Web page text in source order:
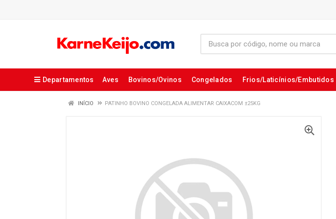
Departamentos Aves Bovinos/Ovinos Congelados Frios/Laticínios/Embutidos
INÍCIO PATINHO BOVINO CONGELADA ALIMENTAR CAIXACOM ±25KG